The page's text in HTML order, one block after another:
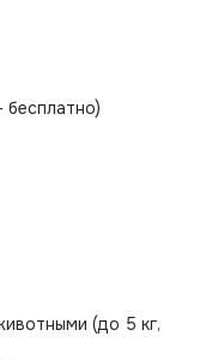
бесплатно)
(до 5 кг,